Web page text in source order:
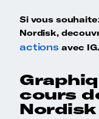
Si vous
Nordisk,
actions avec IG.
cours
Nordisk